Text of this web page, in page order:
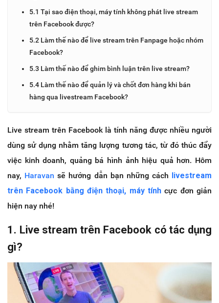
5.1 Tại sao điện thoại, máy tính không phát live stream
trên Facebook được?
5.2 Làm thế nào để live stream trên Fanpage hoặc nhóm
Facebook?
5.3 Làm thế nào để ghim bình luận trên live stream?
5.4 Làm thế nào để quản lý và chốt đơn hàng khi bán
hàng qua livestream Facebook?
Live stream trên Facebook là tính năng được nhiều người
dùng sử dụng nhằm tăng lượng tương tác, từ đó thúc đẩy
việc kinh doanh, quảng bá hình ảnh hiệu quả hơn. Hôm
nay, Haravan sẽ hướng dẫn bạn những cách livestream
trên Facebook bằng điện thoại, máy tính cực đơn giản
hiện nay nhé!
1. Live stream trên Facebook có tác dụng
gì?